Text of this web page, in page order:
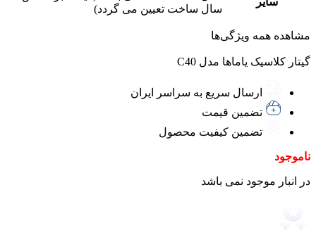
سال ساخت تعیین می گردد)
مشاهده همه ویژگی‌ها
گیتار کلاسیک یاماها مدل C40
ارسال سریع به سراسر ایران
تضمین قیمت
تضمین کیفیت محصول
ناموجود
در انبار موجود نمی باشد